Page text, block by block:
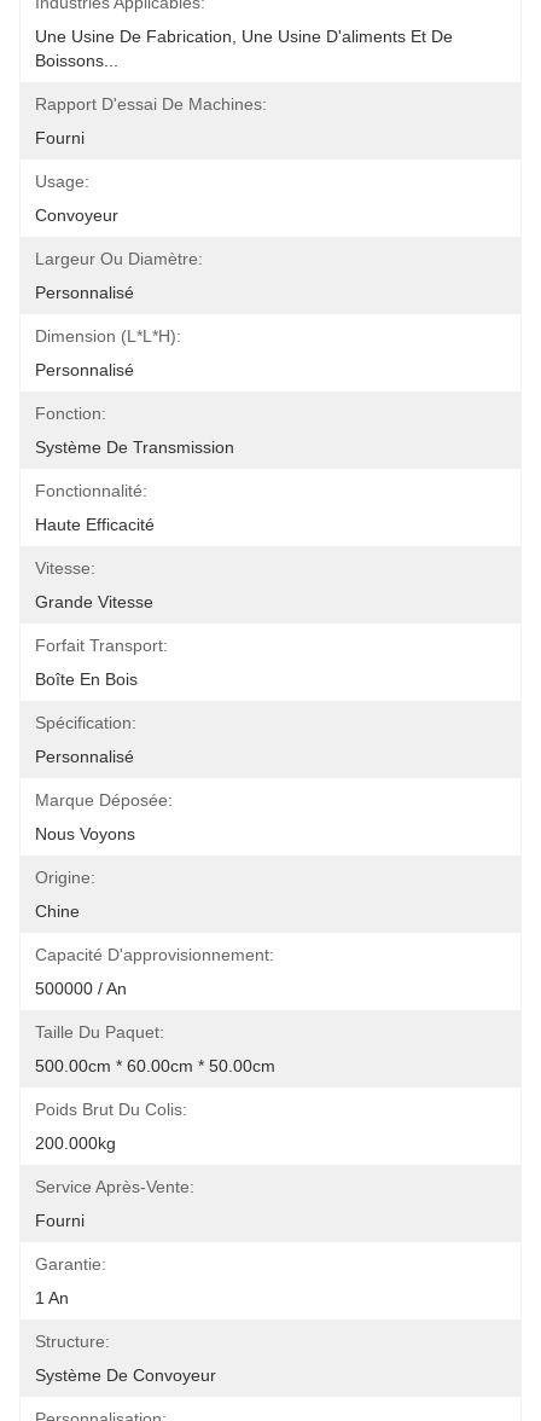
Une Usine De Fabrication, Une Usine D'aliments Et De
Boissons...
Rapport D'essai De Machines:
Fourni
Usage:
Convoyeur
Largeur Ou Diamètre:
Personnalisé
Dimension (l*l*h):
Personnalisé
Fonction:
Système De Transmission
Fonctionnalité:
Haute Efficacité
Vitesse:
Grande Vitesse
Forfait Transport:
Boîte En Bois
Spécification:
Personnalisé
Marque Déposée:
Nous Voyons
Origine:
Chine
Capacité D'approvisionnement:
500000 / An
Taille Du Paquet:
500.00cm * 60.00cm * 50.00cm
Poids Brut Du Colis:
200.000kg
Service Après-Vente:
Fourni
Garantie:
1 An
Structure:
Système De Convoyeur